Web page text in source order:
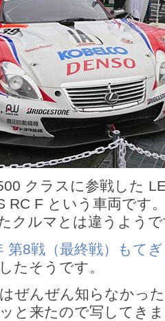
クラスに参戦した
RC F という車両です
クルマとは違うよう
第8戦（最終戦）もてぎ
たそうです。
ぜんぜん知らなかっ
と来たので写してき